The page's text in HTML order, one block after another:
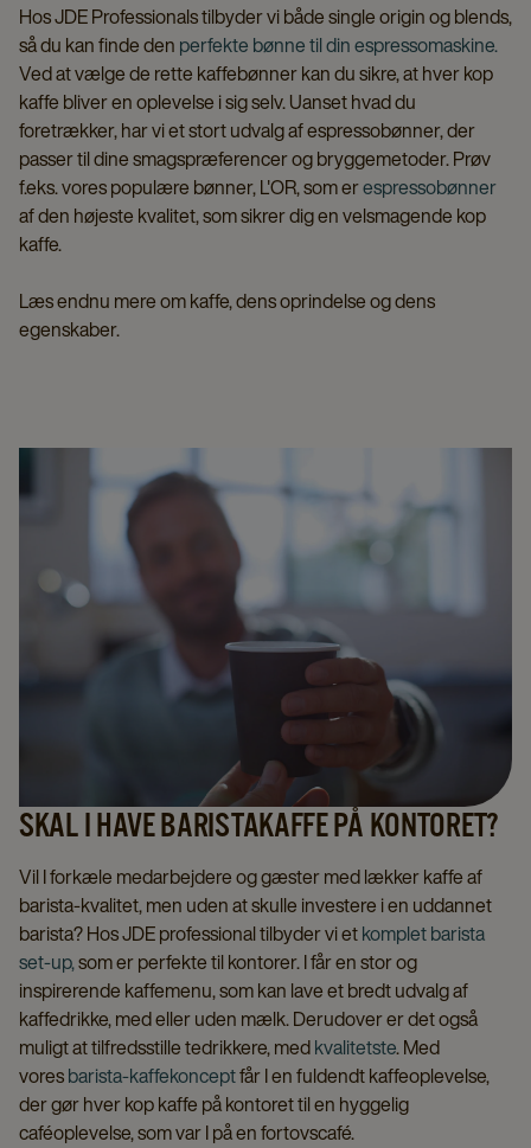
Hos JDE Professionals tilbyder vi både single origin og blends,
så du kan finde den perfekte bønne til din espressomaskine.
Ved at vælge de rette kaffebønner kan du sikre, at hver kop
kaffe bliver en oplevelse i sig selv. Uanset hvad du
foretrækker, har vi et stort udvalg af espressobønner, der
passer til dine smagspræferencer og bryggemetoder. Prøv
f.eks. vores populære bønner, L'OR, som erespressobønner
af den højeste kvalitet, som sikrer dig en velsmagende kop
kaffe.
Læs endnu mere om kaffe, dens oprindelse og dens
egenskaber.
SKAL I HAVE BARISTAKAFFE PÅ KONTORET?
Vil I forkæle medarbejdere og gæster med lækker kaffe af
barista-kvalitet, men uden at skulle investere i en uddannet
barista? Hos JDE professional tilbyder vi etkomplet barista
set-up,som er perfekte til kontorer. I får en stor og
inspirerende kaffemenu, som kan lave et bredt udvalg af
kaffedrikke, med eller uden mælk. Derudover er det også
muligt at tilfredsstille tedrikkere, medkvalitetste. Med
voresbarista-kaffekonceptfår I en fuldendt kaffeoplevelse,
der gør hver kop kaffe på kontoret til en hyggelig
caféoplevelse, som var I på en fortovscafé.